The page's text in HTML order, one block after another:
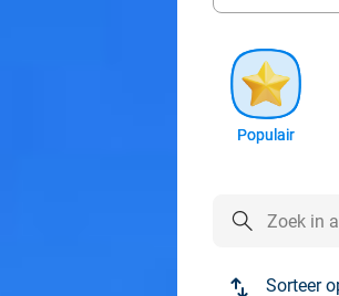
Populair
Sorteer